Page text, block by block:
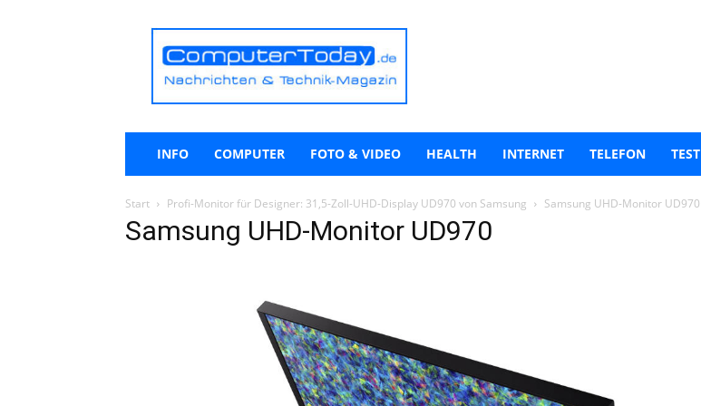
ComputerToday.de
INFO COMPUTER FOTO & VIDEO HEALTH INTERNET TELEFON TEST
Start Profi-Monitor für Designer: 31,5-Zoll-UHD-Display UD970 von Samsung Samsung UHD-Monitor UD970
Samsung UHD-Monitor UD970